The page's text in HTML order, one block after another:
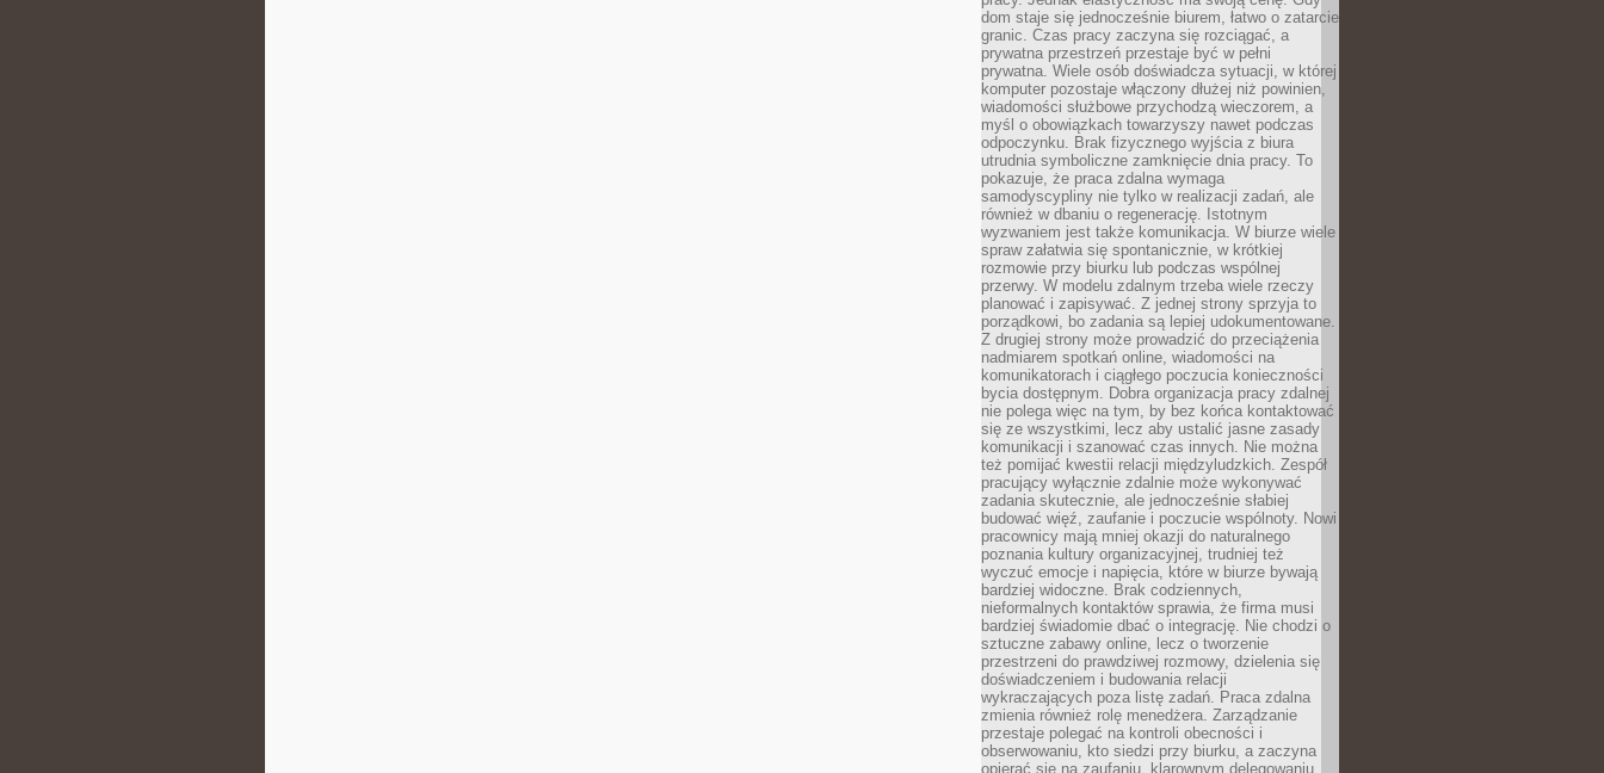
dom staje się jednocześnie biurem, łatwo o zatarcie
granic. Czas pracy zaczyna się rozciągać, a
prywatna przestrzeń przestaje być w pełni
prywatna. Wiele osób doświadcza sytuacji, w której
komputer pozostaje włączony dłużej niż powinien,
wiadomości służbowe przychodzą wieczorem, a
myśl o obowiązkach towarzyszy nawet podczas
odpoczynku. Brak fizycznego wyjścia z biura
utrudnia symboliczne zamknięcie dnia pracy. To
pokazuje, że praca zdalna wymaga
samodyscypliny nie tylko w realizacji zadań, ale
również w dbaniu o regenerację. Istotnym
wyzwaniem jest także komunikacja. W biurze wiele
spraw załatwia się spontanicznie, w krótkiej
rozmowie przy biurku lub podczas wspólnej
przerwy. W modelu zdalnym trzeba wiele rzeczy
planować i zapisywać. Z jednej strony sprzyja to
porządkowi, bo zadania są lepiej udokumentowane.
Z drugiej strony może prowadzić do przeciążenia
nadmiarem spotkań online, wiadomości na
komunikatorach i ciągłego poczucia konieczności
bycia dostępnym. Dobra organizacja pracy zdalnej
nie polega więc na tym, by bez końca kontaktować
się ze wszystkimi, lecz aby ustalić jasne zasady
komunikacji i szanować czas innych. Nie można
też pomijać kwestii relacji międzyludzkich. Zespół
pracujący wyłącznie zdalnie może wykonywać
zadania skutecznie, ale jednocześnie słabiej
budować więź, zaufanie i poczucie wspólnoty. Nowi
pracownicy mają mniej okazji do naturalnego
poznania kultury organizacyjnej, trudniej też
wyczuć emocje i napięcia, które w biurze bywają
bardziej widoczne. Brak codziennych,
nieformalnych kontaktów sprawia, że firma musi
bardziej świadomie dbać o integrację. Nie chodzi o
sztuczne zabawy online, lecz o tworzenie
przestrzeni do prawdziwej rozmowy, dzielenia się
doświadczeniem i budowania relacji
wykraczających poza listę zadań. Praca zdalna
zmienia również rolę menedżera. Zarządzanie
przestaje polegać na kontroli obecności i
obserwowaniu, kto siedzi przy biurku, a zaczyna
opierać się na zaufaniu, klarownym delegowaniu